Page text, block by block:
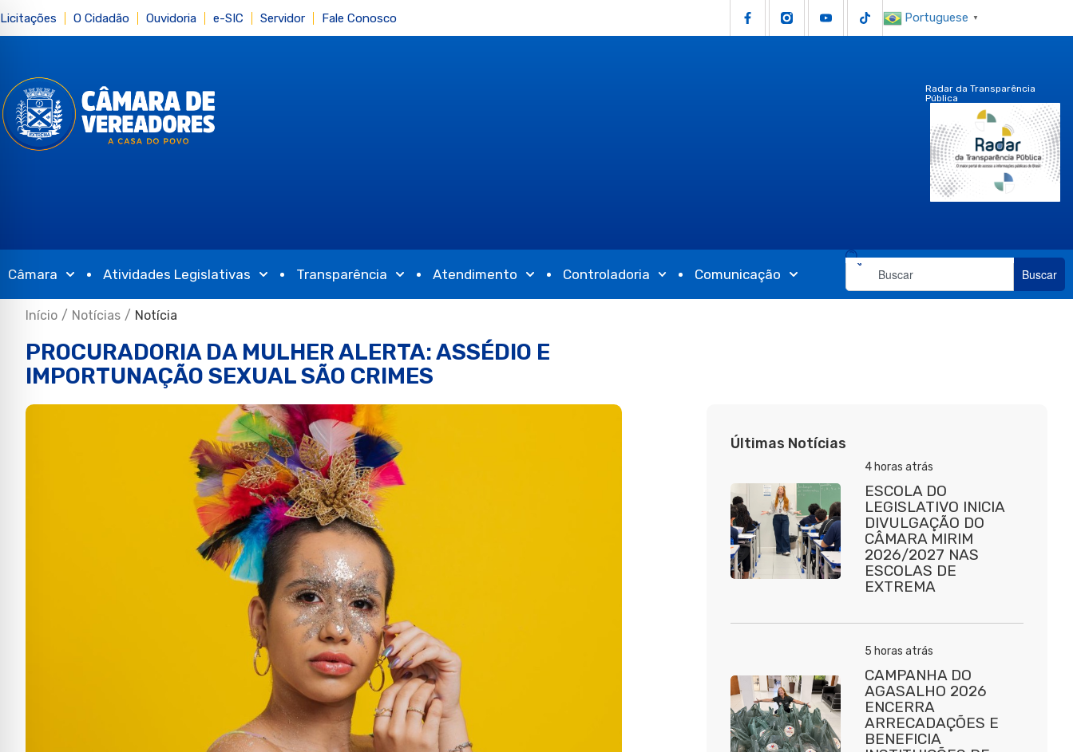
Licitações O Cidadão Ouvidoria e-SIC Servidor Fale Conosco Portuguese ▼
Radar da Transparência
Pública
Câmara Atividades Legislativas Transparência Atendimento Controladoria Comunicação Buscar
Início / Notícias / Notícia
PROCURADORIA DA MULHER ALERTA: ASSÉDIO E
IMPORTUNAÇÃO SEXUAL SÃO CRIMES
Últimas Notícias
4 horas atrás
ESCOLA DO
LEGISLATIVO INICIA
DIVULGAÇÃO DO
CÂMARA MIRIM
2026/2027 NAS
ESCOLAS DE
EXTREMA
5 horas atrás
CAMPANHA DO
AGASALHO 2026
ENCERRA
ARRECADAÇÕES E
BENEFICIA